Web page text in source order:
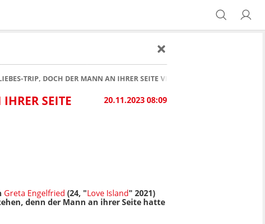
TRIP, DOCH DER MANN AN IHRER SEITE VERWUNDERT FANS
20.11.2023 08:09
SEITE
Greta Engelfried (24, "Love Island" 2021)
denn der Mann an ihrer Seite hatte